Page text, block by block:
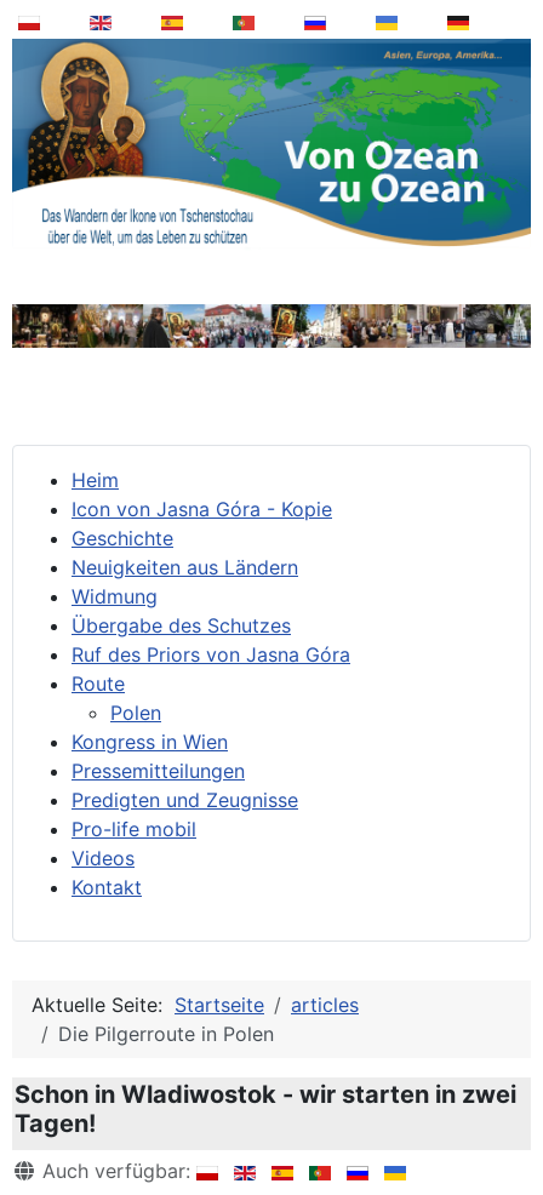
Heim
Icon von Jasna Góra - Kopie
Geschichte
Neuigkeiten aus Ländern
Widmung
Übergabe des Schutzes
Ruf des Priors von Jasna Góra
Route
Polen
Kongress in Wien
Pressemitteilungen
Predigten und Zeugnisse
Pro-life mobil
Videos
Kontakt
Aktuelle Seite: Startseite
articles
Die Pilgerroute in Polen
Schon in Wladiwostok - wir starten in zwei
Tagen!
DetailsAuch verfügbar: